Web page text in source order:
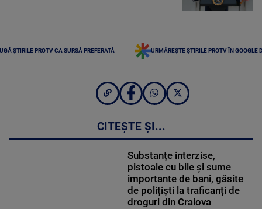
ȘTIRILE PROTV CA SURSĂ PREFERATĂ URMĂREȘTE ȘTIRILE PROTV ÎN GOOGLE
CITEȘTE ȘI...
Substanțe interzise,
pistoale cu bile și sume
importante de bani, găsite
de polițiști la traficanți de
droguri din Craiova